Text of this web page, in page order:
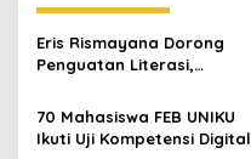
Eris Rismayana Dorong
Penguatan Literasi,
KKN UIN Sunan Kalijaga di
Sagaranten
70 Mahasiswa FEB UNIKU
Ikuti Uji Kompetensi Digital